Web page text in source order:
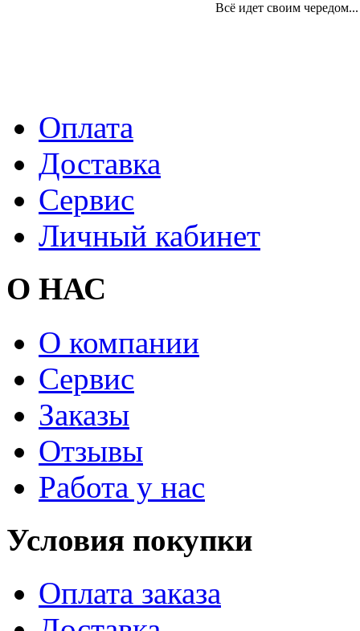
Всё идет своим чередом...
Оплата
Доставка
Сервис
Личный кабинет
О НАС
О компании
Сервис
Заказы
Отзывы
Работа у нас
Условия покупки
Оплата заказа